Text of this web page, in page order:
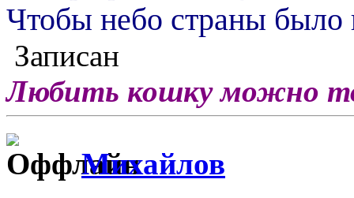
Чтобы небо страны было
Записан
Любить кошку можно
Михайлов